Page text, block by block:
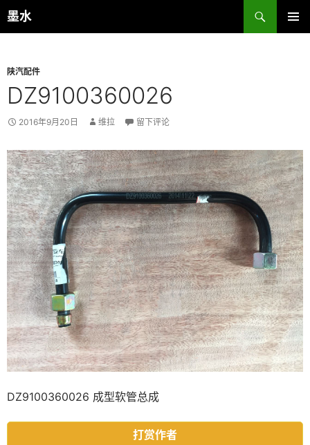
跳
至
墨水
搜
索
陕汽配件
DZ9100360026
2016年9月20日 维拉 留下评论
DZ9100360026 成型软管总成
打赏作者